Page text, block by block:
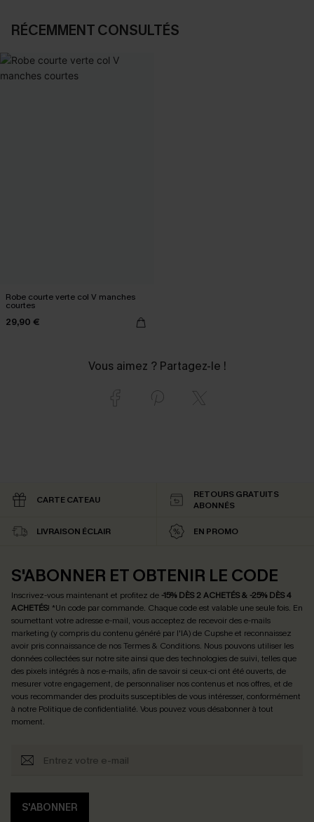
RÉCEMMENT CONSULTÉS
Robe courte verte col V manches
courtes
29,90 €
Vous aimez ? Partagez-le !
CARTE CATEAU
RETOURS GRATUITS
ABONNÉS
LIVRAISON ÉCLAIR EN PROMO
S'ABONNER ET OBTENIR LE CODE
Inscrivez-vous maintenant et profitez de -15% DÈS 2 ACHETÉS & -25% DÈS 4
ACHETÉS! *Un code par commande. Chaque code est valable une seule fois. En
soumettant votre adresse e-mail, vous acceptez de recevoir des e-mails
marketing (y compris du contenu généré par l'IA) de Cupshe et reconnaissez
avoir pris connaissance de nosTermes & Conditions. Nous pouvons utiliser les
données collectées sur notre site ainsi que des technologies de suivi, telles que
des pixels intégrés à nos e-mails, afin de savoir si ceux-ci ont été ouverts, de
mesurer votre engagement, de personnaliser nos contenus et nos offres, et de
vous recommander des produits susceptibles de vous intéresser, conformément
à notre Politique de confidentialité. Vous pouvez vous désabonner à tout
moment.
S'ABONNER